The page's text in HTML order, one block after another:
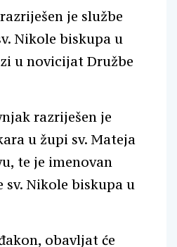
je službe
Nikole biskupa u
u novicijat Družbe
razriješen je
u župi sv. Mateja
te je imenovan
Nikole biskupa u
obavljat će